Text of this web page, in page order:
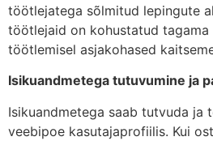
töötlejatega sõlmitud lepingute
töötlejaid on kohustatud tagama
töötlemisel asjakohased
Isikuandmetega tutuvumine ja
Isikuandmetega saab tutvuda ja
veebipoe kasutajaprofiilis. Kui